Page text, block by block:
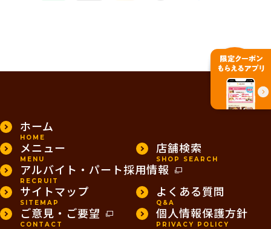
PAGE TOP
ホーム
HOME
メニュー
MENU
店舗検索
SHOP SEARCH
アルバイト・パート採用情報
RECRUIT
サイトマップ
SITEMAP
よくある質問
Q&A
ご意見・ご要望
CONTACT
個人情報保護方針
PRIVACY POLICY